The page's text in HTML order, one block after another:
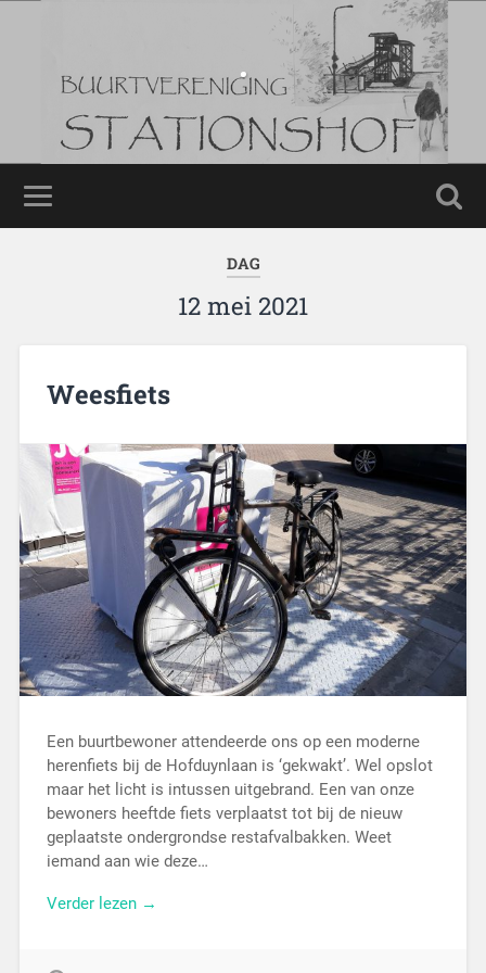
.
.
DAG
12 mei 2021
Weesfiets
Een buurtbewoner attendeerde ons op een moderne
herenfiets bij de Hofduynlaan is ‘gekwakt’. Wel opslot
maar het licht is intussen uitgebrand. Een van onze
bewoners heeftde fiets verplaatst tot bij de nieuw
geplaatste ondergrondse restafvalbakken. Weet
iemand aan wie deze…
Verder lezen →